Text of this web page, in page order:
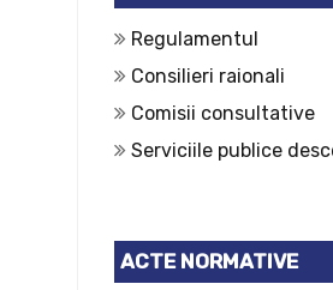
Regulamentul
Consilieri raionali
Comisii consultative
Serviciile publice
ACTE NORMATIVE